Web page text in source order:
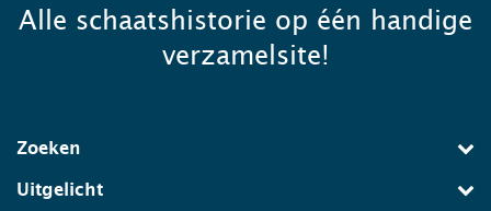
Alle schaatshistorie op één handige
verzamelsite!
Zoeken
Uitgelicht